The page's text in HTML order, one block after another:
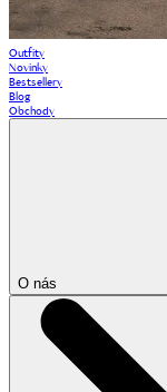
Outfity
Novinky
Bestsellery
Blog
Obchody
O nás